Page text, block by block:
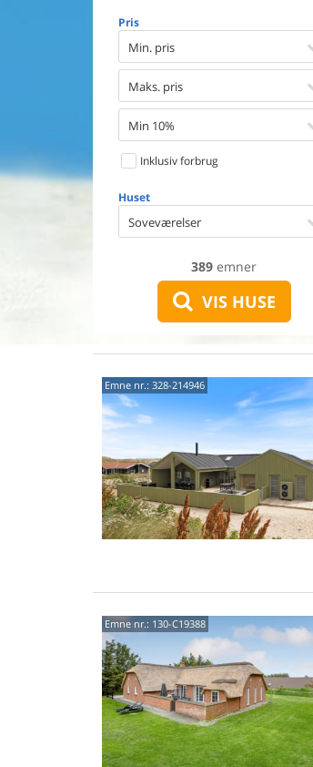
Pris
Min. pris
Maks. pris
Min 10%
Inklusiv forbrug
Huset
Soveværelser
389 emner
VIS HUSE
Emne nr.: 328-214946
Emne nr.: 130-C19388